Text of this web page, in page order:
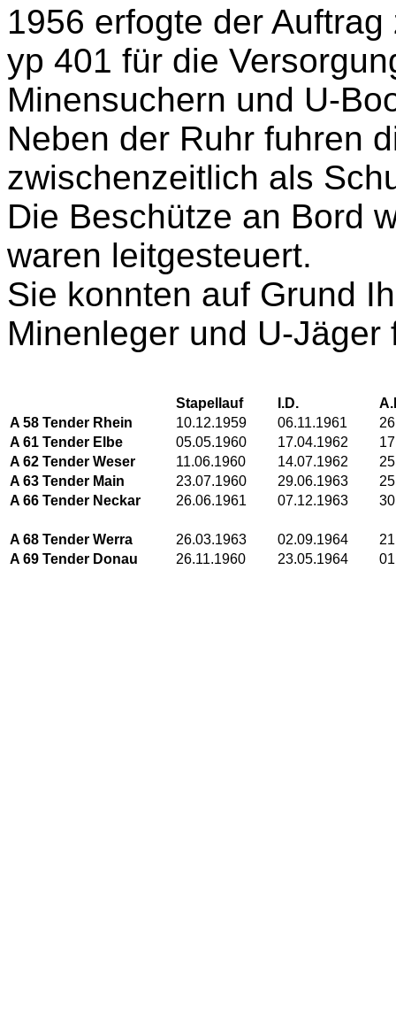
1956 erfogte der
yp 401 für die
Minensuchern und U-
Neben der Ruhr fuhren
zwischenzeitlich als
Die Beschütze an Bord
waren leitgesteuert.
Sie konnten auf Grund
Minenleger und U-Jäger
Stapellauf I.D.
A 58 Tender Rhein
10.12.1959 06.11.1961
A 61 Tender Elbe
05.05.1960 17.04.1962
A 62 Tender Weser
11.06.1960 14.07.1962
A 63 Tender Main
23.07.1960 29.06.1963
A 66 Tender Neckar
26.06.1961 07.12.1963
A 68 Tender Werra 26.03.1963 02.09.1964
A 69 Tender Donau
26.11.1960 23.05.1964